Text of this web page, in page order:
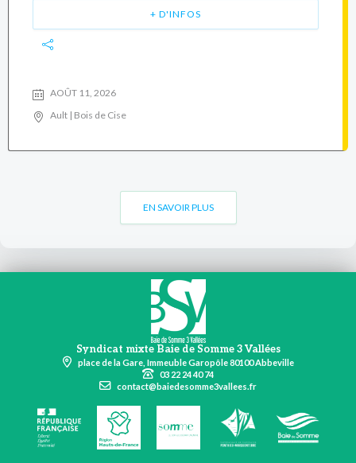
+ D'INFOS
AOÛT 11, 2026
Ault | Bois de Cise
EN SAVOIR PLUS
Syndicat mixte Baie de Somme 3 Vallées
place de la Gare, Immeuble Garopôle 80100 Abbeville
03 22 24 40 74
contact@baiedesomme3vallees.fr